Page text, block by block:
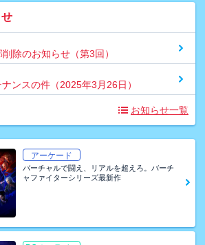
除のお知らせ（第3回）
ンスの件（2025年3月26日）
お知らせ一覧
アーケード
バーチャルで闘え、リアルを超えろ。バーチ
ャファイターシリーズ最新作